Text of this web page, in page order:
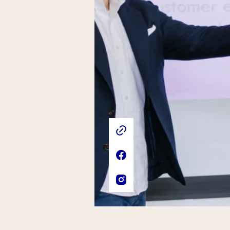
Liens externes de l'association
Site web de l'association
Page Facebook de
Compte Instagram de